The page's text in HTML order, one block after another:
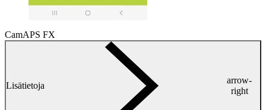
CamAPS FX
Lisätietoja
arrow-
right